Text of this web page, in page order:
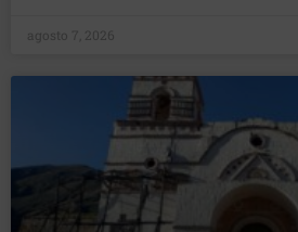
agosto 7, 2026